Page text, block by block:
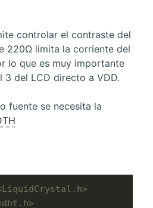
controlar el contraste del
220Ω limita la corriente del
lo que es muy importante
3 del LCD directo a VDD.
fuente se necesita la